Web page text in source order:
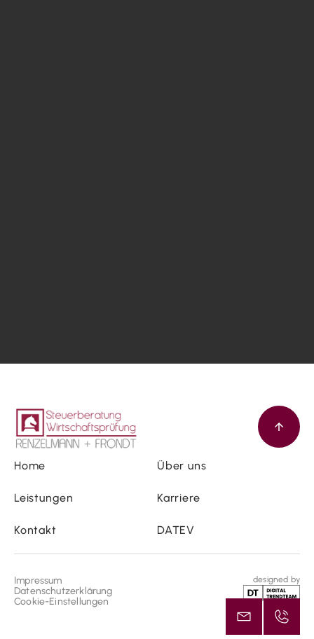
Home Über uns
Leistungen Karriere
Kontakt DATEV
Impressum
Datenschutzerklärung
Cookie-Einstellungen
designed by